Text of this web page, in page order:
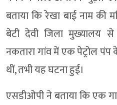
बताया कि रेखा बाई नाम की
बेटी देवी जिला मुख्यालय
नकतारा गांव में एक पेट्रोल
थीं, तभी यह घटना हुई।
एसडीओपी ने बताया कि एक